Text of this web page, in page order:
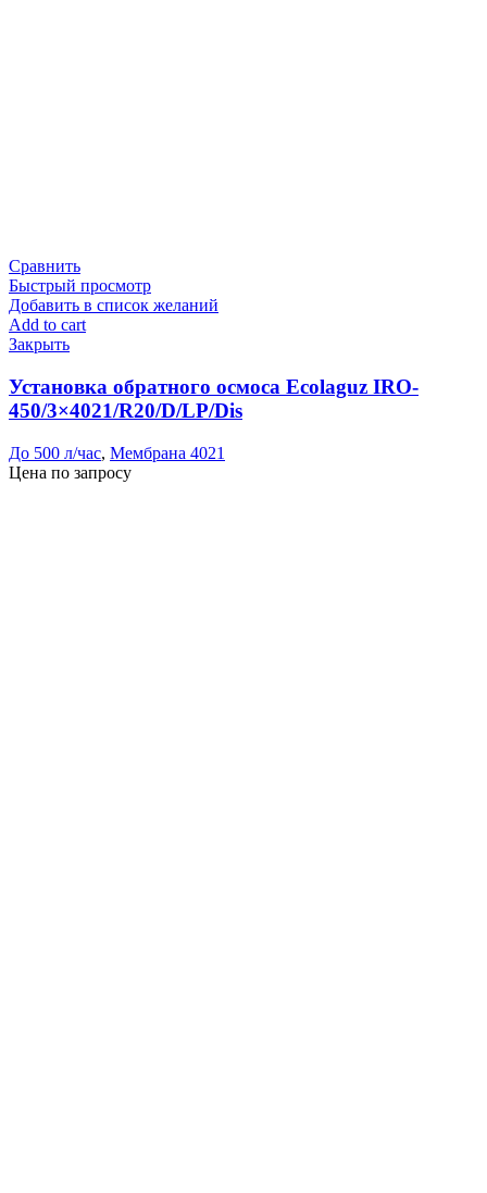
Сравнить
Быстрый просмотр
Добавить в список желаний
Add to cart
Закрыть
Установка обратного осмоса Ecolaguz IRO-
450/3×4021/R20/D/LP/Dis
До 500 л/час, Мембрана 4021
Цена по запросу